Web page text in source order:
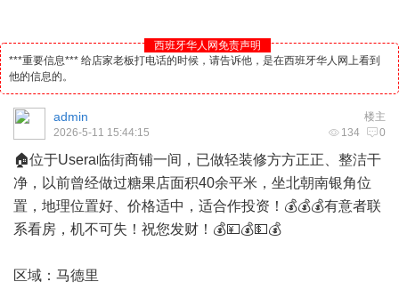
西班牙华人网免责声明
***重要信息*** 给店家老板打电话的时候，请告诉他，是在西班牙华人网上看到
他的信息的。
楼主
admin
134 0
2026-5-11 15:44:15
🏠位于Usera临街商铺一间，已做轻装修方方正正、整洁干
净，以前曾经做过糖果店面积40余平米，坐北朝南银角位
置，地理位置好、价格适中，适合作投资！💰💰💰有意者联
系看房，机不可失！祝您发财！💰💴💰💵💰
区域： 马德里